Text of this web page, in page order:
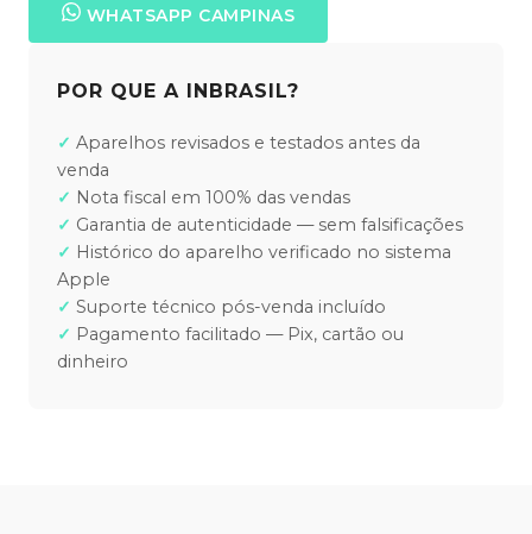
WHATSAPP CAMPINAS
POR QUE A INBRASIL?
Aparelhos revisados e testados antes da
venda
Nota fiscal em 100% das vendas
Garantia de autenticidade — sem falsificações
Histórico do aparelho verificado no sistema
Apple
Suporte técnico pós-venda incluído
Pagamento facilitado — Pix, cartão ou
dinheiro